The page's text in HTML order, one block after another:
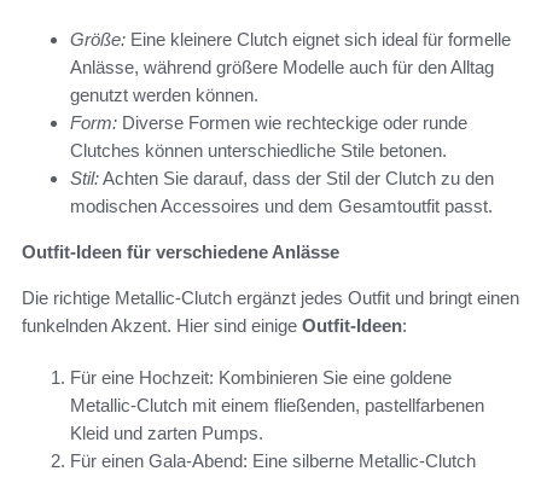
Größe: Eine kleinere Clutch eignet sich ideal für formelle
Anlässe, während größere Modelle auch für den Alltag
genutzt werden können.
Form: Diverse Formen wie rechteckige oder runde
Clutches können unterschiedliche Stile betonen.
Stil:Achten Sie darauf, dass der Stil der Clutch zu den
modischen Accessoires und dem Gesamtoutfit passt.
Outfit-Ideen für verschiedene Anlässe
Die richtige Metallic-Clutch ergänzt jedes Outfit und bringt einen
funkelnden Akzent. Hier sind einige Outfit-Ideen:
Für eine Hochzeit: Kombinieren Sie eine goldene
Metallic-Clutch mit einem fließenden, pastellfarbenen
Kleid und zarten Pumps.
Für einen Gala-Abend: Eine silberne Metallic-Clutch